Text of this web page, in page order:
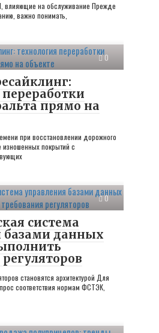
влияющие на обслуживание Прежде
важно понимать,
0
прямо на
при восстановлении дорожного
изношенных покрытий с
0
система
базами данных
становятся архитектурой Для
соответствия нормам ФСТЭК,